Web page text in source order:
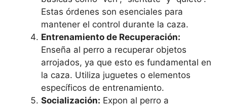
Estas órdenes son esenciales para
mantener el control durante la caza.
Entrenamiento de Recuperación:
Enseña al perro a recuperar objetos
arrojados, ya que esto es fundamental en
la caza. Utiliza juguetes o elementos
específicos de entrenamiento.
Socialización: Expon al perro a